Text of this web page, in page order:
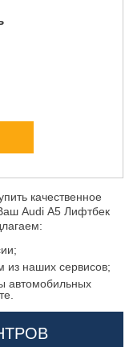
качественное
Audi А5 Лифтбек
из наших сервисов;
автомобильных